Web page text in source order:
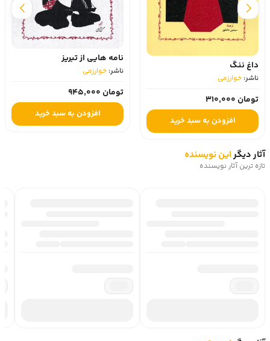
داغ ننگ
ناشر: خوارزمی
تومان 310,000
افزودن به سبد خرید
نامه‌ هایی از تبریز
ناشر: خوارزمی
تومان 945,000
افزودن به سبد خرید
آثار دیگراین نویسنده
تازه ترین آثار نویسنده